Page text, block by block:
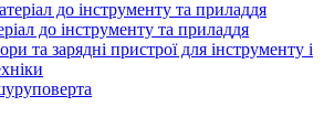
до інструменту та приладдя
та зарядні пристрої для інструменту і